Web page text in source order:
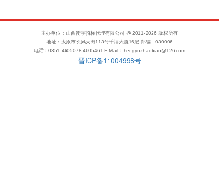
主办单位：山西衡宇招标代理有限公司 @ 2011-2026 版权所有
地址：太原市长风大街113号千禧大厦16层 邮编：030006
电话：0351-4605078 4605461 E-Mail：hengyuzhaobiao@126.com
晋ICP备11004998号